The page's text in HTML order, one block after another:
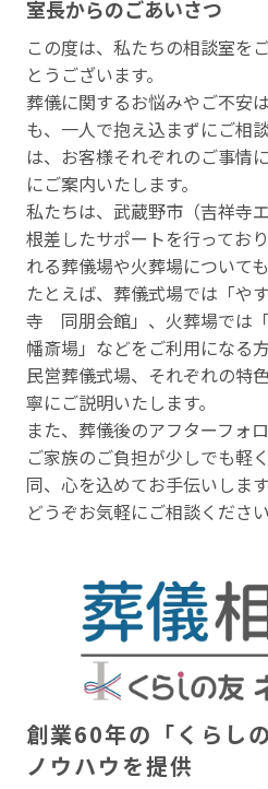
室⻑からのごあいさつ
この度は、私たちの相談室を
とうございます。
葬儀に関するお悩みやご不安
も、一人で抱え込まずにご相
は、お客様それぞれのご事情
にご案内いたします。
私たちは、武蔵野市（吉祥寺
根差したサポートを行ってお
れる葬儀場や火葬場について
たとえば、葬儀式場では「や
寺 同朋会館」、火葬場では
幡斎場」などをご利用になる
民営葬儀式場、それぞれの特
寧にご説明いたします。
また、葬儀後のアフターフォ
ご家族のご負担が少しでも軽
同、心を込めてお手伝いします
どうぞお気軽にご相談ください
創業60年の「くらし
ノウハウを提供